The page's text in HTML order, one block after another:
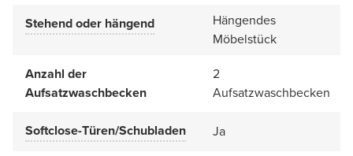
Stehend oder hängend
Hängendes
Möbelstück
Anzahl der
Aufsatzwaschbecken
2
Aufsatzwaschbecken
Softclose-Türen/Schubladen Ja